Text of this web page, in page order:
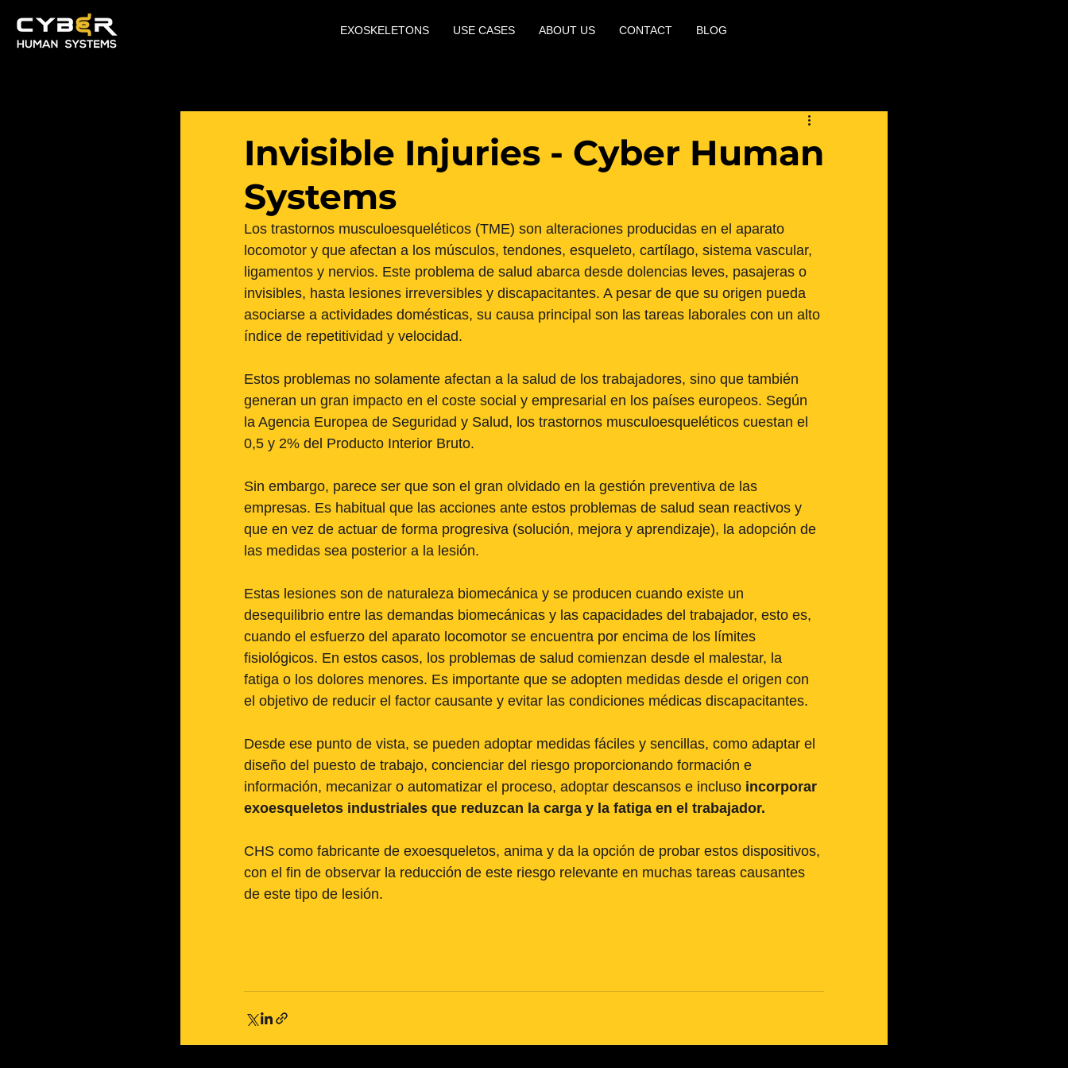
EXOSKELETONS USE CASES ABOUT US CONTACT BLOG
Invisible Injuries - Cyber Human
Systems
Los trastornos musculoesqueléticos (TME) son alteraciones producidas en el aparato
locomotor y que afectan a los músculos, tendones, esqueleto, cartílago, sistema vascular,
ligamentos y nervios. Este problema de salud abarca desde dolencias leves, pasajeras o
invisibles, hasta lesiones irreversibles y discapacitantes. A pesar de que su origen pueda
asociarse a actividades domésticas, su causa principal son las tareas laborales con un alto
índice de repetitividad y velocidad.
Estos problemas no solamente afectan a la salud de los trabajadores, sino que también
generan un gran impacto en el coste social y empresarial en los países europeos. Según
la Agencia Europea de Seguridad y Salud, los trastornos musculoesqueléticos cuestan el
0,5 y 2% del Producto Interior Bruto.
Sin embargo, parece ser que son el gran olvidado en la gestión preventiva de las
empresas. Es habitual que las acciones ante estos problemas de salud sean reactivos y
que en vez de actuar de forma progresiva (solución, mejora y aprendizaje), la adopción de
las medidas sea posterior a la lesión.
Estas lesiones son de naturaleza biomecánica y se producen cuando existe un
desequilibrio entre las demandas biomecánicas y las capacidades del trabajador, esto es,
cuando el esfuerzo del aparato locomotor se encuentra por encima de los límites
fisiológicos. En estos casos, los problemas de salud comienzan desde el malestar, la
fatiga o los dolores menores. Es importante que se adopten medidas desde el origen con
el objetivo de reducir el factor causante y evitar las condiciones médicas discapacitantes.
Desde ese punto de vista, se pueden adoptar medidas fáciles y sencillas, como adaptar el
diseño del puesto de trabajo, concienciar del riesgo proporcionando formación e
información, mecanizar o automatizar el proceso, adoptar descansos e incluso incorporar
exoesqueletos industriales que reduzcan la carga y la fatiga en el trabajador.
CHS como fabricante de exoesqueletos, anima y da la opción de probar estos dispositivos,
con el fin de observar la reducción de este riesgo relevante en muchas tareas causantes
de este tipo de lesión.